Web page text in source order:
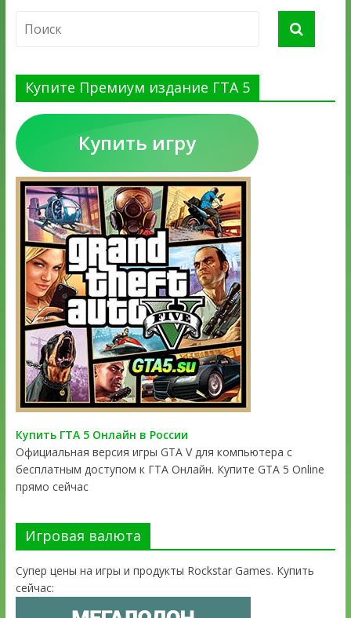
Купите Премиум издание ГТА 5
Купить игру
Купить ГТА 5 Онлайн в России
Официальная версия игры GTA V для компьютера с
бесплатным доступом к ГТА Онлайн. Купите GTA 5 Online
прямо сейчас
Игровая валюта
Супер цены на игры и продукты Rockstar Games. Купить
сейчас: